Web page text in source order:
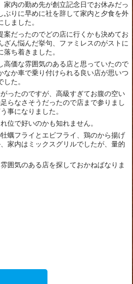
家内の勤め先が創立記念日でお休みだっ
ぶりに早めに社を辞して家内と夕食を外
しました。
案だったのでどの店に行くかも決めてお
ざん悩んだ挙句、ファミレスのがストに
落ち着きました。
高価な雰囲気のある店と思っていたので
なか車で乗り付けられる良い店が思いつ
した。
ったのですが、高級すぎてお腹の空い
らなさそうだったので店まで参りまし
事になりました。
位で好いのかも知れません。
蠣フライとエビフライ、鶏のから揚げ
家内はミックスグリルでしたが、量的
囲気のある店を探しておかねばなりま